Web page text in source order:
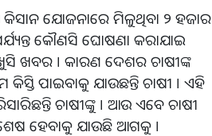
କିସାନ ଯୋଜନାରେ ମିଳୁଥିବା ୨ ହଜାର
କୌଣସି ଘୋଷଣା କରାଯାଇ
ଖବର । କାରଣ ଦେଶର ଚାଷୀଙ୍କ
ପାଇବାକୁ ଯାଉଛନ୍ତି ଚାଷୀ । ଏହି
ଚାଷୀଙ୍କୁ । ଆଉ ଏବେ ଚାଷୀ
ଶେଷ ହେବାକୁ ଯାଉଛି ଆଗକୁ ।